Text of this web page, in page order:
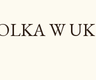
W UK